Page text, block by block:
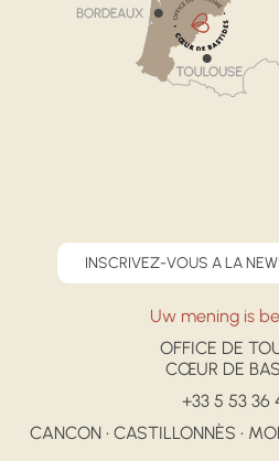
INSCRIVEZ-VOUS A LA
Uw mening is
OFFICE DE
CŒUR DE
+33 5 53 36
CANCON • CASTILLONNÈS •